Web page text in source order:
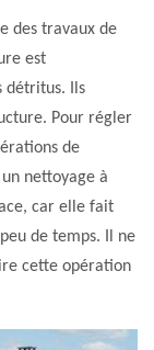
des travaux de
est
détritus. Ils
Pour régler
de
nettoyage à
car elle fait
de temps. Il ne
cette opération